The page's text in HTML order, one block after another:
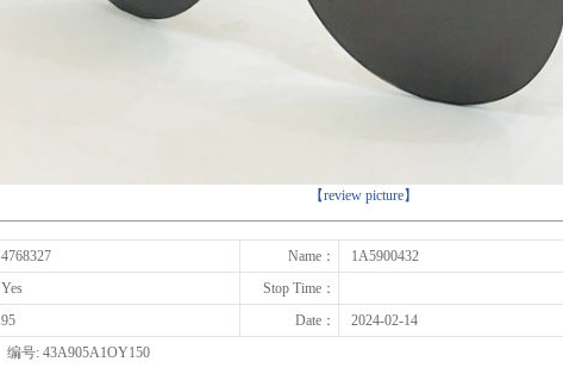
【review picture】
4768327 Name：
1A5900432
Yes
Stop Time：
95 Date：
2024-02-14
编号: 43A905A1OY150